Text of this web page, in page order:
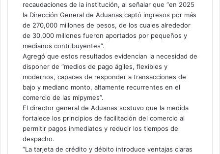
recaudaciones de la institución, al señalar que “en 2025
la Dirección General de Aduanas captó ingresos por más
de 270,000 millones de pesos, de los cuales alrededor
de 30,000 millones fueron aportados por pequeños y
medianos contribuyentes”.
Agregó que estos resultados evidencian la necesidad de
disponer de “medios de pago ágiles, flexibles y
modernos, capaces de responder a transacciones de
bajo y mediano monto, altamente recurrentes en el
comercio de las mipymes”.
El director general de Aduanas sostuvo que la medida
fortalece los principios de facilitación del comercio al
permitir pagos inmediatos y reducir los tiempos de
despacho.
“La tarjeta de crédito y débito introduce ventajas claras